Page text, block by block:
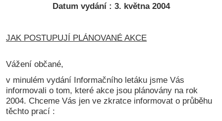
Datum vydání : 3. května 2004
JAK POSTUPUJÍ PLÁNOVANÉ AKCE
Vážení občané,
v minulém vydání Informačního letáku jsme Vás
informovali o tom, které akce jsou plánovány na rok
2004. Chceme Vás jen ve zkratce informovat o průběhu
těchto prací :